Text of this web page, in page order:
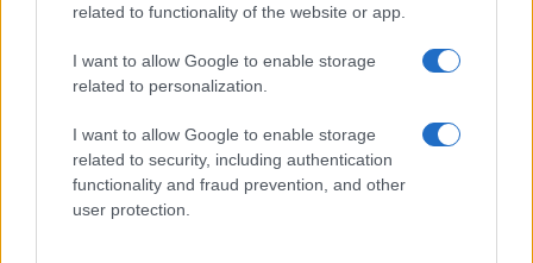
related to functionality of the website or app.
I want to allow Google to enable storage
related to personalization.
I want to allow Google to enable storage
related to security, including authentication
functionality and fraud prevention, and other
user protection.
Franco Lodige, 14 febbraio 2023
#COVID #FABRIZIO PREGLIASCO